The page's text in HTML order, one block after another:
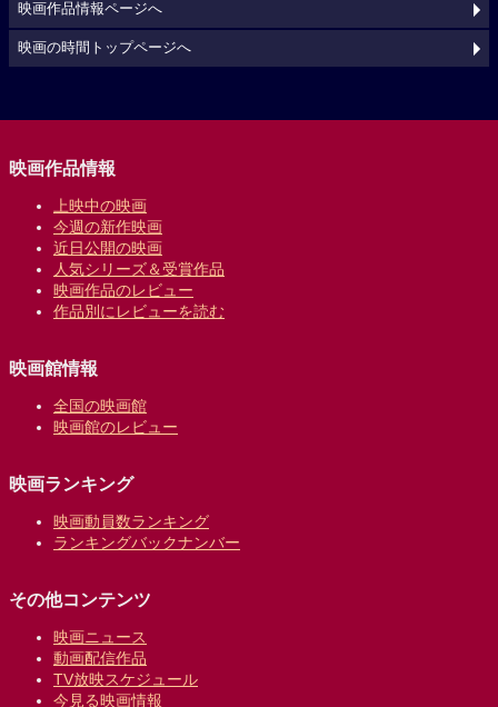
映画作品情報ページへ
映画の時間トップページへ
映画作品情報
上映中の映画
今週の新作映画
近日公開の映画
人気シリーズ＆受賞作品
映画作品のレビュー
作品別にレビューを読む
映画館情報
全国の映画館
映画館のレビュー
映画ランキング
映画動員数ランキング
ランキングバックナンバー
その他コンテンツ
映画ニュース
動画配信作品
TV放映スケジュール
今見る映画情報